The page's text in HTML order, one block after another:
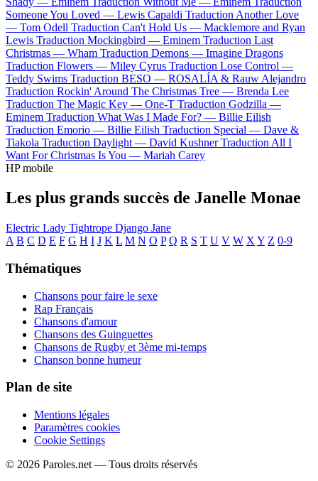
Someone You Loved — Lewis Capaldi Traduction Another Love
— Tom Odell Traduction Can't Hold Us — Macklemore and Ryan
Lewis Traduction Mockingbird — Eminem Traduction Last
Christmas — Wham Traduction Demons — Imagine Dragons
Traduction Flowers — Miley Cyrus Traduction Lose Control —
Teddy Swims Traduction BESO — ROSALÍA & Rauw Alejandro
Traduction Rockin' Around The Christmas Tree — Brenda Lee
Traduction The Magic Key — One-T Traduction Godzilla —
Eminem Traduction What Was I Made For? — Billie Eilish
Traduction Emorio — Billie Eilish Traduction Special — Dave &
Tiakola Traduction Daylight — David Kushner Traduction All I
Want For Christmas Is You — Mariah Carey
HP mobile
Les plus grands succès de Janelle Monae
Electric Lady Tightrope Django Jane
A B C D E F G H I J K L M N O P Q R S T U V W X Y Z 0-9
Thématiques
Chansons pour faire le sexe
Rap Français
Chansons d'amour
Chansons des Guinguettes
Chansons de Rugby et 3ème mi-temps
Chanson bonne humeur
Plan de site
Mentions légales
Paramètres cookies
Cookie Settings
© 2026 Paroles.net — Tous droits réservés